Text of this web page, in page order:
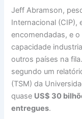
Jeff Abramson,
Internacional (CIP),
encomendadas, e
capacidade
outros países na
segundo um
(TSM) da
quase US$ 30
entregues.